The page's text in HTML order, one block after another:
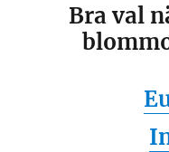
Bra val